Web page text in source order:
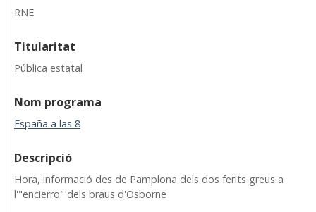
RNE
Titularitat
Pública estatal
Nom programa
España a las 8
Descripció
Hora, informació des de Pamplona dels dos ferits greus a
l'"encierro" dels braus d'Osborne